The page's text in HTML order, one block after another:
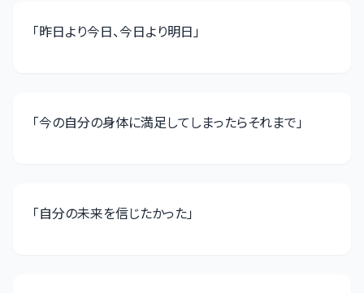
「昨日より今日、今日より明日」
「今の自分の身体に満足してしまったらそれまで」
「自分の未来を信じたかった」